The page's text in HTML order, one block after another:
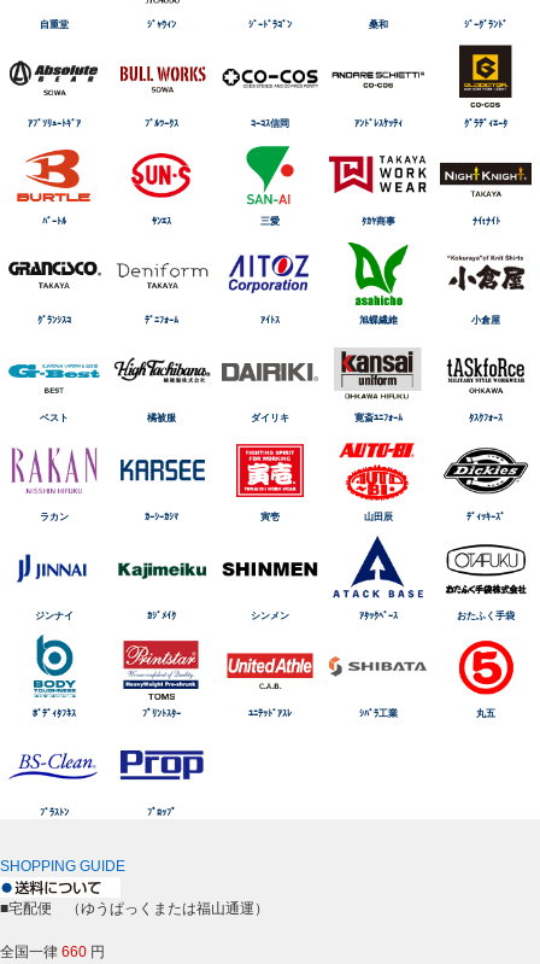
自重堂 ｼﾞｬｳｨﾝ ｼﾞｰﾄﾞﾗｺﾞﾝ 桑和 ｼﾞｰｸﾞﾗﾝﾄﾞ
ｱﾌﾞｿﾘｭｰﾄｷﾞｱ ﾌﾞﾙﾜｰｸｽ ｺｰｺｽ信岡 ｱﾝﾄﾞﾚｽｹｯﾃｨ ｸﾞﾗﾃﾞｨｴｰﾀ
ﾊﾞｰﾄﾙ ｻﾝｴｽ 三愛 ﾀｶﾔ商事 ﾅｲtﾅｲﾄ
ｸﾞﾗﾝｼｽｺ ﾃﾞﾆﾌｫｰﾑ ｱｲﾄｽ 旭蝶繊維 小倉屋
ベスト 橘被服 ダイリキ 寛斎ﾕﾆﾌｫｰﾑ ﾀｽｸﾌｫｰｽ
ラカン ｶｰｼｰｶｼﾏ 寅壱 山田辰 ﾃﾞｨｯｷｰｽﾞ
ジンナイ ｶｼﾞﾒｲｸ シンメン ｱﾀｯｸﾍﾞｰｽ おたふく手袋
ﾎﾞﾃﾞｨﾀﾌﾈｽ ﾌﾟﾘﾝﾄｽﾀｰ ﾕﾆﾃｯﾄﾞｱｽﾚ ｼﾊﾞﾗ工業 丸五
ﾌﾞﾗｽﾄﾝ ﾌﾟﾛｯﾌﾟ
SHOPPING GUIDE
■宅配便 （ゆうぱっくまたは福山通運）
全国一律 660 円